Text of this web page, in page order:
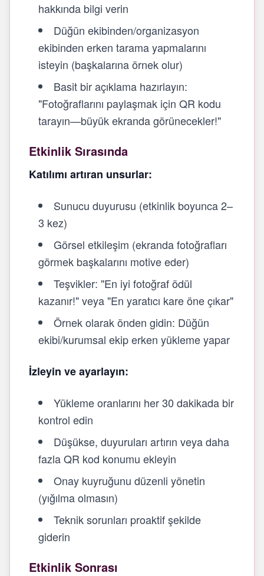
hakkında bilgi verin
Düğün ekibinden/organizasyon
ekibinden erken tarama yapmalarını
isteyin (başkalarına örnek olur)
Basit bir açıklama hazırlayın:
"Fotoğraflarını paylaşmak için QR kodu
tarayın—büyük ekranda görünecekler!"
Etkinlik Sırasında
Katılımı artıran unsurlar:
Sunucu duyurusu (etkinlik boyunca 2–
3 kez)
Görsel etkileşim (ekranda fotoğrafları
görmek başkalarını motive eder)
Teşvikler: "En iyi fotoğraf ödül
kazanır!" veya "En yaratıcı kare öne çıkar"
Örnek olarak önden gidin: Düğün
ekibi/kurumsal ekip erken yükleme yapar
İzleyin ve ayarlayın:
Yükleme oranlarını her 30 dakikada bir
kontrol edin
Düşükse, duyuruları artırın veya daha
fazla QR kod konumu ekleyin
Onay kuyruğunu düzenli yönetin
(yığılma olmasın)
Teknik sorunları proaktif şekilde
giderin
Etkinlik Sonrası